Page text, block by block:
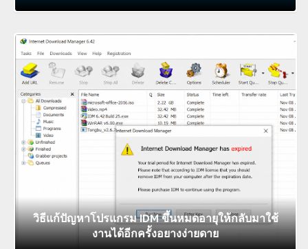
วิธีแก้ปัญหาโปรแกรม IDM ขึ้นหมดอายุให้กลับมาใช้
งานได้อีกครั้งอยางง่ายดาย